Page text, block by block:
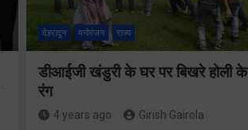
देहरादून मनोरंजन राज्य
डीआईजी खंडुरी के घर पर बिखरे होली के
रंग
4 years ago Girish Gairola
नहीं, आयोग के
निर्देशों का शत-
प्रतिशत पालन